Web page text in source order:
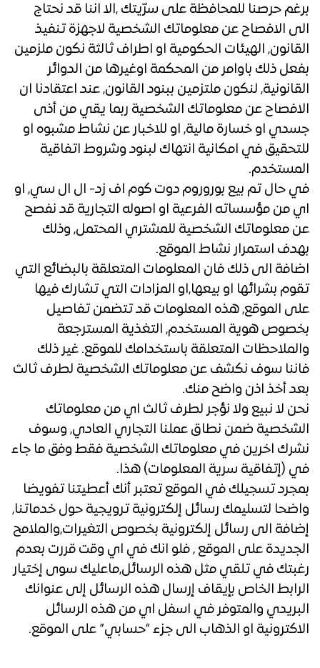
برغم حرصنا للمحافظة على سرّيتك ,الا اننا قد نحتاج
الى الافصاح عن معلوماتك الشخصية لاجهزة تنفيذ
القانون, الهيئات الحكومية او اطراف ثالثة نكون ملزمين
بفعل ذلك باوامر من المحكمة اوغيرها من الدوائر
القانونية, لنكون ملتزمين ببنود القانون, عند اعتقادنا ان
الافصاح عن معلوماتك الشخصية ربما يقي من أذى
جسدي او خسارة مالية, او للاخبار عن نشاط مشبوه او
للتحقيق في امكانية انتهاك لبنود وشروط اتفاقية
المستخدم.
في حال تم بيع بوروروم دوت كوم اف زد- ال ال سي, او
اي من مؤسساته الفرعية او اصوله التجارية قد نفصح
عن معلوماتك الشخصية للمشتري المحتمل, وذلك
بهدف استمرار نشاط الموقع.
اضافة الى ذلك فان المعلومات المتعلقة بالبضائع التي
تقوم بشرائها او بيعها,او المزادات التي تشارك فيها
على الموقع, هذه المعلومات قد تتضمن تفاصيل
بخصوص هوية المستخدم, التغذية المسترجعة
والملاحظات المتعلقة باستخدامك للموقع. غير ذلك
فاننا سوف نكشف عن معلوماتك الشخصية لطرف ثالث
بعد أخذ اذن واضح منك.
نحن لا نبيع ولا نؤجر لطرف ثالث اي من معلوماتك
الشخصية ضمن نطاق عملنا التجاري العادي, وسوف
نشرك اخرين في معلوماتك الشخصية فقط وفق ما جاء
في (إتفاقية سرية المعلومات) هذا.
بمجرد تسجيلك في الموقع تعتبر أنك أعطيتنا تفويضا
واضحا لتسليمك رسائل إلكترونية ترويجية حول خدماتنا,
إضافة الى رسائل إلكترونية بخصوص التغيرات,والملامح
الجديدة على الموقع , فلو انك في اي وقت قررت بعدم
رغبتك في تلقي مثل هذه الرسائل,ماعليك سوى إختيار
الرابط الخاص بإيقاف إرسال هذه الرسائل إلى عنوانك
البريدي والمتوفر في اسفل اي من هذه الرسائل
الاكترونية او الذهاب الى جزء “حسابي” على الموقع.